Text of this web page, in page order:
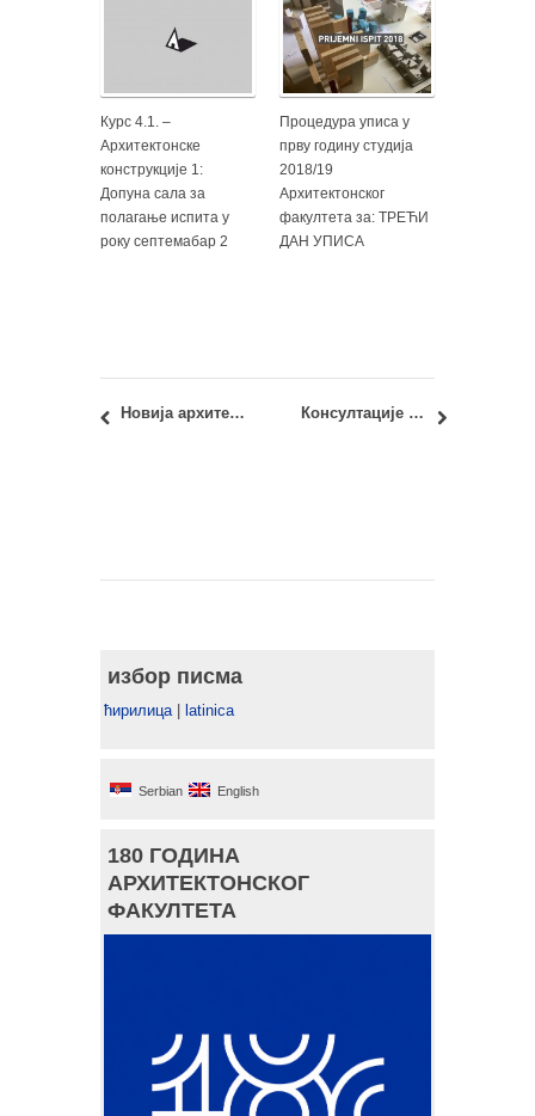
Курс 4.1. –
Архитектонске
конструкције 1:
Допуна сала за
полагање испита у
року септемабар 2
Процедура уписа у
прву годину студија
2018/19
Архитектонског
факултета за: ТРЕЋИ
ДАН УПИСА
Новија архитектура Београда: једнодневна стручна пракса Консултације код асис. др Татјане Мрђеновић
избор писма
ћирилица| latinica
Serbian English
180 ГОДИНА
АРХИТЕКТОНСКОГ
ФАКУЛТЕТА